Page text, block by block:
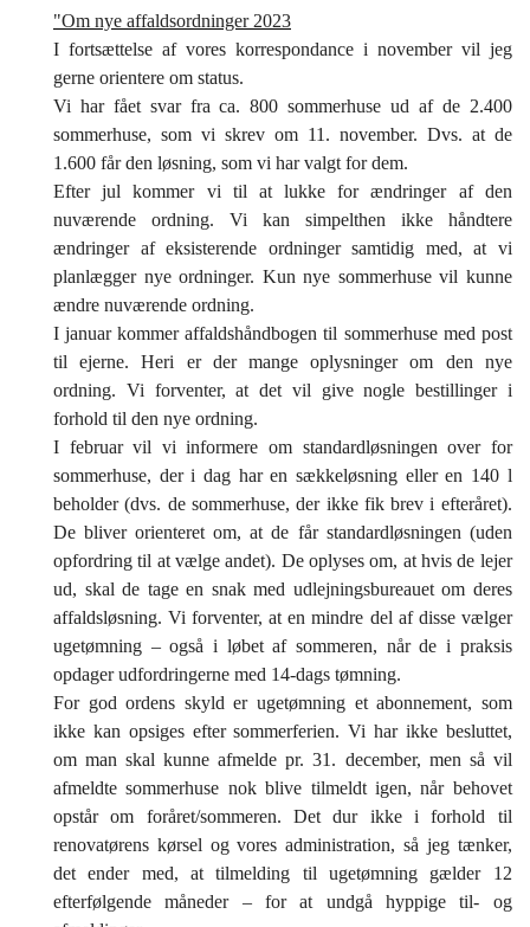
"Om nye affaldsordninger 2023
I fortsættelse af vores korrespondance i november vil jeg
gerne orientere om status.
Vi har fået svar fra ca. 800 sommerhuse ud af de 2.400
sommerhuse, som vi skrev om 11. november. Dvs. at de
1.600 får den løsning, som vi har valgt for dem.
Efter jul kommer vi til at lukke for ændringer af den
nuværende ordning. Vi kan simpelthen ikke håndtere
ændringer af eksisterende ordninger samtidig med, at vi
planlægger nye ordninger. Kun nye sommerhuse vil kunne
ændre nuværende ordning.
I januar kommer affaldshåndbogen til sommerhuse med post
til ejerne. Heri er der mange oplysninger om den nye
ordning. Vi forventer, at det vil give nogle bestillinger i
forhold til den nye ordning.
I februar vil vi informere om standardløsningen over for
sommerhuse, der i dag har en sækkeløsning eller en 140 l
beholder (dvs. de sommerhuse, der ikke fik brev i efteråret).
De bliver orienteret om, at de får standardløsningen (uden
opfordring til at vælge andet). De oplyses om, at hvis de lejer
ud, skal de tage en snak med udlejningsbureauet om deres
affaldsløsning. Vi forventer, at en mindre del af disse vælger
ugetømning – også i løbet af sommeren, når de i praksis
opdager udfordringerne med 14-dags tømning.
For god ordens skyld er ugetømning et abonnement, som
ikke kan opsiges efter sommerferien. Vi har ikke besluttet,
om man skal kunne afmelde pr. 31. december, men så vil
afmeldte sommerhuse nok blive tilmeldt igen, når behovet
opstår om foråret/sommeren. Det dur ikke i forhold til
renovatørens kørsel og vores administration, så jeg tænker,
det ender med, at tilmelding til ugetømning gælder 12
efterfølgende måneder – for at undgå hyppige til- og